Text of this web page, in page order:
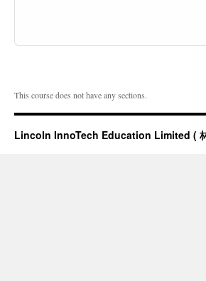
This course does not have any sections.
Lincoln InnoTech Education Limited (